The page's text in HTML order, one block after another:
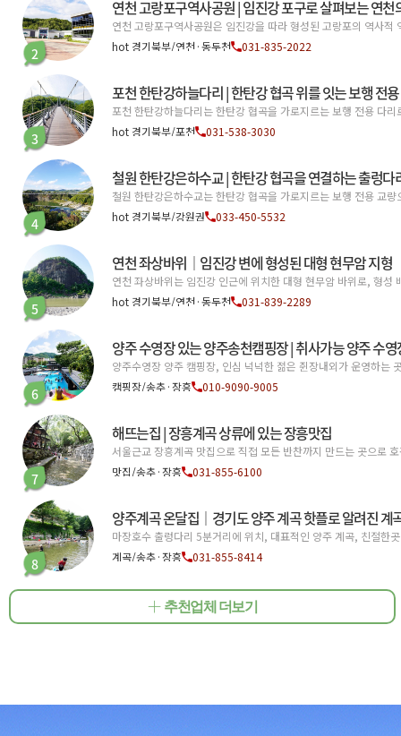
2
연천 고랑포구역사공원 | 임진강 포구로 살펴보는 연천
연천 고랑포구역사공원은 임진강을 따라 형성된 고랑포의 역사
hot 경기북부/연천·동두천
031-835-2022
3
포천 한탄강하늘다리 | 한탄강 협곡 위를 잇는 보행 전
포천 한탄강하늘다리는 한탄강 협곡을 가로지르는 보행 전용 다
hot 경기북부/포천
031-538-3030
4
철원 한탄강은하수교 | 한탄강 협곡을 연결하는 출렁다
철원 한탄강은하수교는 한탄강 협곡을 가로지르는 보행 전용 교
hot 경기북부/강원권
033-450-5532
5
연천 좌상바위｜임진강 변에 형성된 대형 현무암 지형
연천 좌상바위는 임진강 인근에 위치한 대형 현무암 바위로, 형성
hot 경기북부/연천·동두천
031-839-2289
6
양주 수영장 있는 양주송천캠핑장 | 취사가능 양주 수
양주수영장 양주 캠핑장, 인심 넉넉한 젊은 쥔장내외가 운영하는
캠핑장/송추·장흥
010-9090-9005
7
해뜨는집 | 장흥계곡 상류에 있는 장흥맛집
서울근교 장흥계곡 맛집으로 직접 모든 반찬까지 만드는 곳으로
맛집/송추·장흥
031-855-6100
8
양주계곡 온달집｜경기도 양주 계곡 핫플로 알려진 계
마장호수 출렁다리 5분거리에 위치, 대표적인 양주 계곡, 친절한
계곡/송추·장흥
031-855-8414
추천업체 더보기